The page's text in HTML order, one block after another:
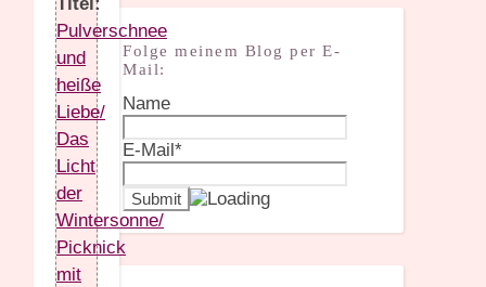
Titel:
Pulverschnee
und
heiße
Liebe/
Das
Licht
der
Wintersonne/
Picknick
mit
Folge meinem Blog per E-
Mail:
Name
E-Mail*